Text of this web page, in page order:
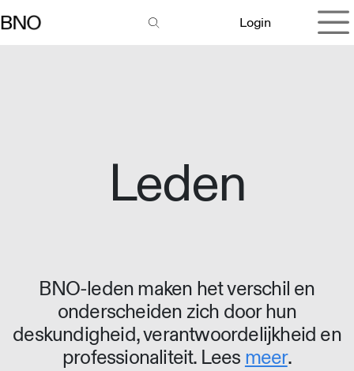
Login
Leden
BNO-leden maken het verschil en
onderscheiden zich door hun
deskundigheid, verantwoordelijkheid en
professionaliteit. Lees meer.